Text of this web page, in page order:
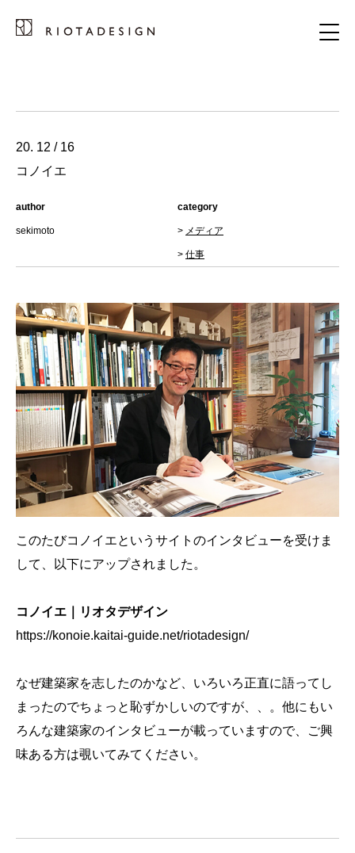
20. 12 / 16
コノイエ
author
sekimoto
category
> メディア
> 仕事
このたびコノイエというサイトのインタビューを受けま
して、以下にアップされました。
コノイエ｜リオタデザイン
https://konoie.kaitai-guide.net/riotadesign/
なぜ建築家を志したのかなど、いろいろ正直に語ってし
まったのでちょっと恥ずかしいのですが、、。他にもい
ろんな建築家のインタビューが載っていますので、ご興
味ある方は覗いてみてください。